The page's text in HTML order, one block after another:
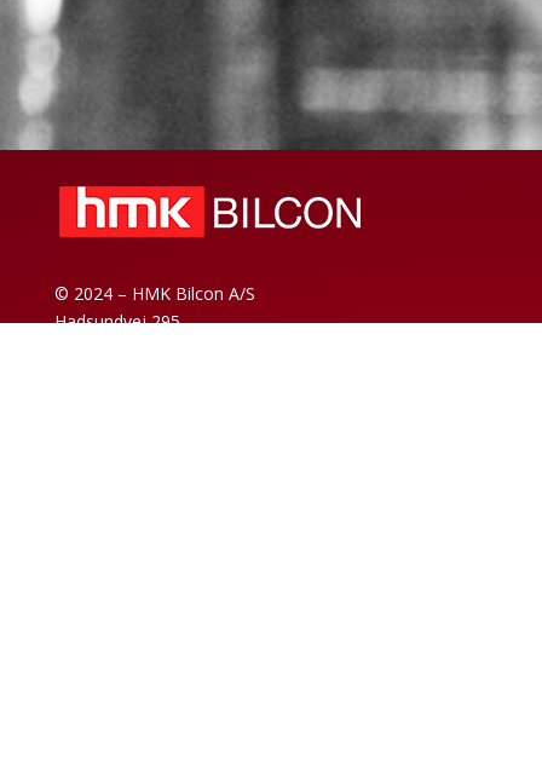
© 2024 – HMK Bilcon A/S
Hadsundvej 295